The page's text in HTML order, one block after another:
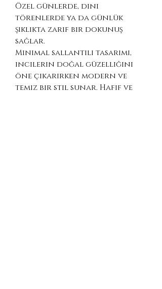
Özel günlerde, dini
törenlerde ya da günlük
şıklıkta zarif bir dokunuş
sağlar.
Minimal sallantılı tasarımı,
incilerin doğal güzelliğini
öne çıkarırken modern ve
temiz bir stil sunar. Hafif ve